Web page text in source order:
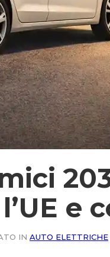
e
IN AUTO ELETTRICHE